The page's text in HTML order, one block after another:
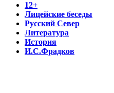
12+
Лицейские беседы
Русский Север
Литература
История
И.С.Фрадков